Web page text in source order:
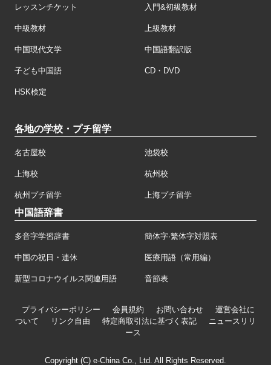
レッスンチケット 入門&初級教材
中級教材 上級教材
中国現代文学 中国語翻訳版
子ども中国語 CD・DVD
HSK検定
各地の学校・プチ留学
名古屋校 池袋校
上海校 杭州校
杭州プチ留学 上海プチ留学
中国語辞書
多音字学習辞書 簡体字·繁体字対照表
中国の祝日・連休 医療用語（常用編）
新型コロナウイルス関連用語 音節表
プライバシーポリシー 会員規約 お問い合わせ
運営会社に
ついて
リンク自由 特定商取引法に基づく表記
ニュースリリ
ース
Copyright (C) e-China Co., Ltd. All Rights Reserved.